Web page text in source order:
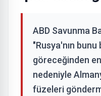
ABD Savunma
"Rusya'nın
göreceğinden
nedeniyle
füzeleri